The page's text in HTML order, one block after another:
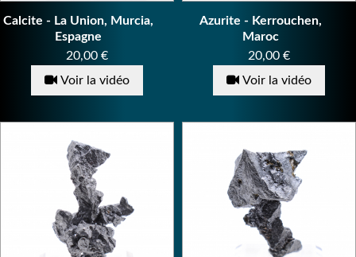
Calcite - La Union, Murcia,
Espagne
Prix
20,00 €
Voir la vidéo
Azurite - Kerrouchen,
Maroc
Prix
20,00 €
Voir la vidéo